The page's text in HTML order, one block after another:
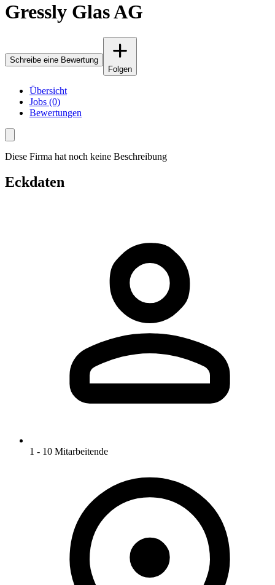
Gressly Glas AG
Schreibe eine Bewertung
Folgen
Übersicht
Jobs (0)
Bewertungen
Diese Firma hat noch keine Beschreibung
Eckdaten
1 - 10 Mitarbeitende